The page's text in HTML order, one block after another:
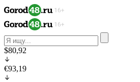
$80,92
€93,19